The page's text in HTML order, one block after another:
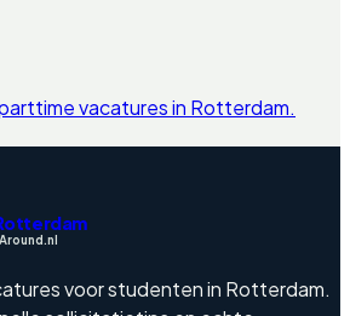
vacatures in Rotterdam.
voor studenten in Rotterdam.